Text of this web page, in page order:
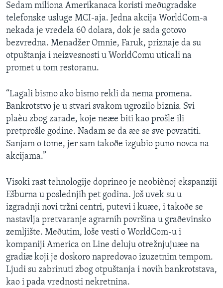
Sedam miliona Amerikanaca koristi meðugradske
telefonske usluge MCI-aja. Jedna akcija WorldCom-a
nekada je vredela 60 dolara, dok je sada gotovo
bezvredna. Menadžer Omnie, Faruk, priznaje da su
otpuštanja i neizvesnosti u WorldComu uticali na
promet u tom restoranu.
“Lagali bismo ako bismo rekli da nema promena.
Bankrotstvo je u stvari svakom ugrozilo biznis. Svi
plaèu zbog zarade, koje neæe biti kao prošle ili
pretprošle godine. Nadam se da æe se sve povratiti.
Sanjam o tome, jer sam takoðe izgubio puno novca na
akcijama.”
Visoki rast tehnologije doprineo je neobiènoj ekspanziji
Ešburna u poslednjih pet godina. Još uvek su u
izgradnji novi tržni centri, putevi i kuæe, i takoðe se
nastavlja pretvaranje agrarnih površina u graðevinsko
zemljište. Meðutim, loše vesti o WorldCom-u i
kompaniji America on Line deluju otrežnjujuæe na
gradiæ koji je doskoro napredovao izuzetnim tempom.
Ljudi su zabrinuti zbog otpuštanja i novih bankrotstava,
kao i pada vrednosti nekretnina.